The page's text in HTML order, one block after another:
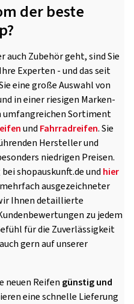
der beste
auch Zubehör geht, sind Sie
Experten - und das seit
eine große Auswahl von
in einer riesigen Marken-
umfangreichen Sortiment
und Fahrradreifen. Sie
Hersteller und
niedrigen Preisen.
shopauskunft.de und hier
ausgezeichneter
Ihnen detaillierte
zu jedem
für die Zuverlässigkeit
gern auf unserer
neuen Reifen günstig und
eine schnelle Lieferung